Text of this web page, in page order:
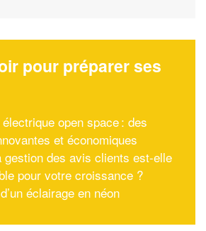
pour préparer ses
open space : des
et économiques
gestion des avis clients est-elle
pour votre croissance ?
éclairage en néon